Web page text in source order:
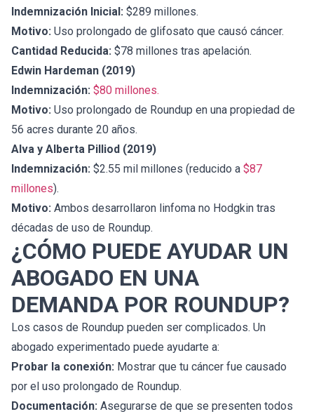
Indemnización Inicial: $289 millones.
Motivo: Uso prolongado de glifosato que causó cáncer.
Cantidad Reducida: $78 millones tras apelación.
Edwin Hardeman (2019)
Indemnización: $80 millones.
Motivo: Uso prolongado de Roundup en una propiedad de
56 acres durante 20 años.
Alva y Alberta Pilliod (2019)
Indemnización: $2.55 mil millones (reducido a $87
millones).
Motivo: Ambos desarrollaron linfoma no Hodgkin tras
décadas de uso de Roundup.
¿CÓMO PUEDE AYUDAR UN
ABOGADO EN UNA
DEMANDA POR ROUNDUP?
Los casos de Roundup pueden ser complicados. Un
abogado experimentado puede ayudarte a:
Probar la conexión: Mostrar que tu cáncer fue causado
por el uso prolongado de Roundup.
Documentación: Asegurarse de que se presenten todos